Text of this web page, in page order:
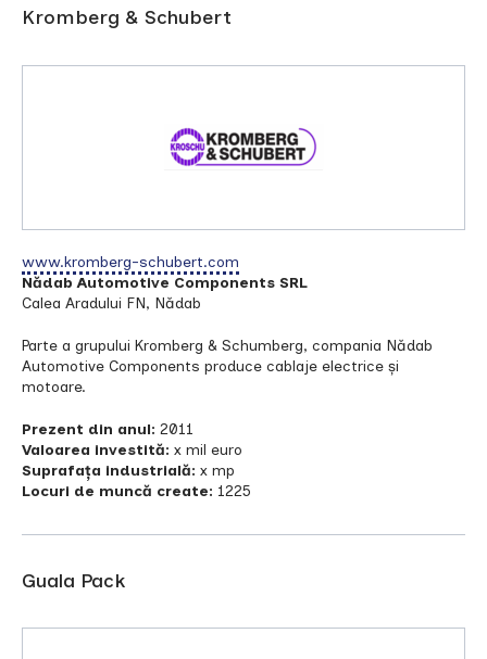
Kromberg & Schubert
www.kromberg-schubert.com
Nădab Automotive Components SRL
Calea Aradului FN, Nădab
Parte a grupului Kromberg & Schumberg, compania Nădab
Automotive Components produce cablaje electrice și
motoare.
Prezent din anul: 2011
Valoarea investită: x mil euro
Suprafața industrială: x mp
Locuri de muncă create: 1225
Guala Pack